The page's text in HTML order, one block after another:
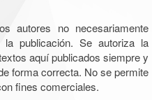
autores no necesariamente
publicación. Se autoriza la
aquí publicados siempre y
forma correcta. No se permite
fines comerciales.